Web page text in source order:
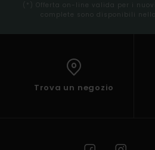
(*) Offerta on-line valida per i
complete sono disponibili
Trova un negozio